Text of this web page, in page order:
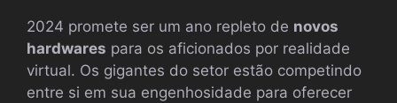
2024 promete ser um ano repleto de novos
hardwares para os aficionados por realidade
virtual. Os gigantes do setor estão competindo
entre si em sua engenhosidade para oferecer